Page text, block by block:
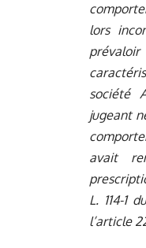
lors
société
jugeant
avait
L. 114-1
l’article